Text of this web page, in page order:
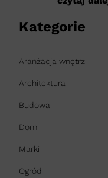
Kategorie
Aranżacja wnętrz
Architektura
Budowa
Dom
Marki
Ogród